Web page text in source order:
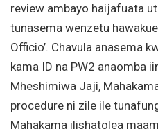
review ambayo haijafuata
tunasema wenzetu
Officio’. Chavula anasema
kama ID na PW2 anaomba
Mheshimiwa Jaji,
procedure ni zile ile
Mahakama ilishatolea